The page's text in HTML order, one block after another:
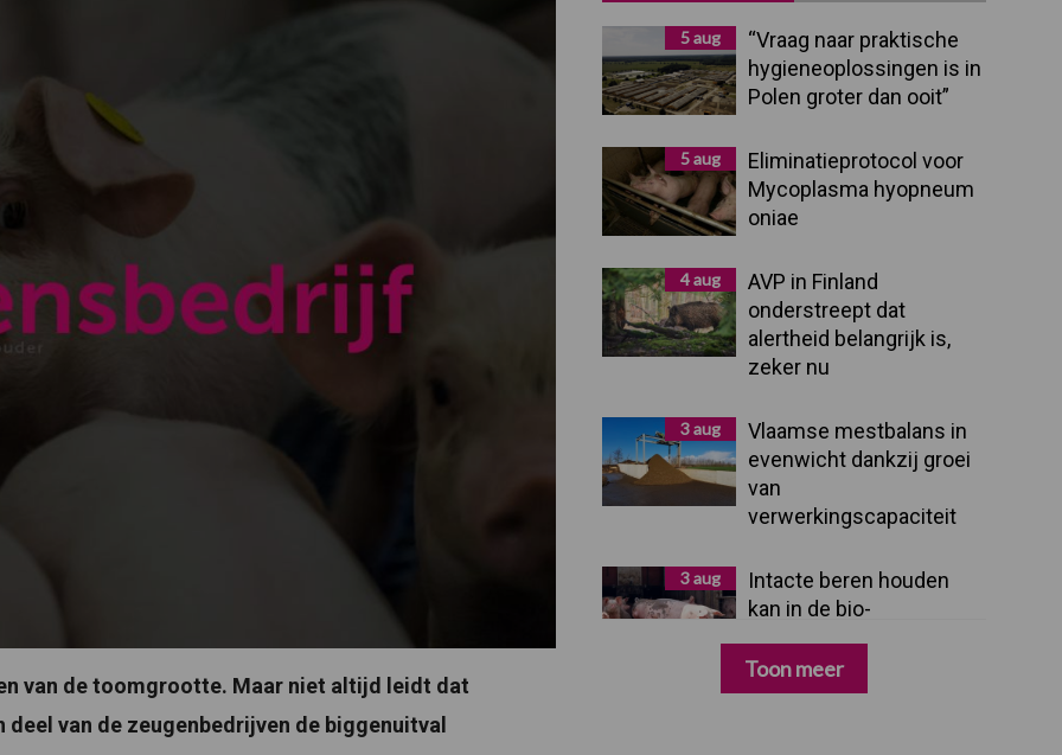
van de toomgrootte. Maar niet altijd leidt dat
van de zeugenbedrijven de biggenuitval
Sidebar5 aug
“Vraag naar praktische
hygieneoplossingen is in
Polen groter dan ooit”
5 aug
Eliminatieprotocol voor
Mycoplasma hyopneum
oniae
4 aug
AVP in Finland
onderstreept dat
alertheid belangrijk is,
zeker nu
3 aug
Vlaamse mestbalans in
evenwicht dankzij groei
van
verwerkingscapaciteit
3 aug
Intacte beren houden
kan in de bio-
dan moet alles kloppen
Toon meer